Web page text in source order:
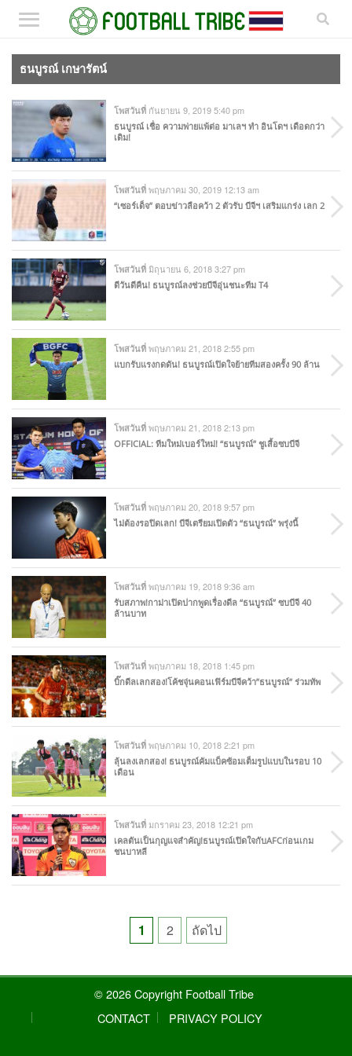
ธนบูรณ์ เกษารัตน์
โพสวันที่ กันยายน 9, 2019 5:40 pm
ธนบูรณ์ เชื่อ ความพ่ายแพ้ต่อ มาเลฯ ทำ อินโดฯ เดือดกว่า
เดิม!
โพสวันที่ พฤษภาคม 30, 2019 12:13 am
“เซอร์เด็จ” ตอบข่าวลือคว้า 2 ตัวรับ บีจีฯ เสริมแกร่ง เลก 2
โพสวันที่ มิถุนายน 6, 2018 3:27 pm
ดีวันดีคืน! ธนบูรณ์ลงช่วยบีจีอุ่นชนะทีม T4
โพสวันที่ พฤษภาคม 21, 2018 2:55 pm
แบกรับแรงกดดัน! ธนบูรณ์เปิดใจย้ายทีมสองครั้ง 90 ล้าน
โพสวันที่ พฤษภาคม 21, 2018 2:13 pm
OFFICIAL: ทีมใหม่เบอร์ใหม่! “ธนบูรณ์” ชูเสื้อซบบีจี
โพสวันที่ พฤษภาคม 20, 2018 9:57 pm
ไม่ต้องรอปิดเลก! บีจีเตรียมเปิดตัว “ธนบูรณ์” พรุ่งนี้
โพสวันที่ พฤษภาคม 19, 2018 9:36 am
รับสภาพ!กาม่าเปิดปากพูดเรื่องดีล “ธนบูรณ์” ซบบีจี 40
ล้านบาท
โพสวันที่ พฤษภาคม 18, 2018 1:45 pm
บิ๊กดีลเลกสอง!โค้ชจุ่นคอนเฟิร์มบีจีคว้า”ธนบูรณ์” ร่วมทัพ
โพสวันที่ พฤษภาคม 10, 2018 2:21 pm
ลุ้นลงเลกสอง! ธนบูรณ์คัมแบ็คซ้อมเต็มรูปแบบในรอบ 10
เดือน
โพสวันที่ มกราคม 23, 2018 12:21 pm
เคลตันเป็นกุญแจสำคัญ!ธนบูรณ์เปิดใจกับAFCก่อนเกม
ชนบาหลี
Posts
pagination
1 2 ถัดไป
© 2026 Copyright Football Tribe
CONTACT
PRIVACY POLICY